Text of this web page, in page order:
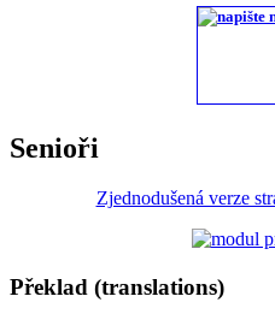
Senioři
Zjednodušená verze
Překlad (translations)